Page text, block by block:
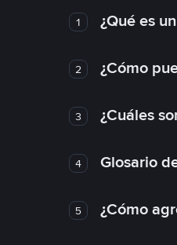
1 ¿Qué es
2 ¿Cómo
3 ¿Cuáles
4 Glosario
5 ¿Cómo